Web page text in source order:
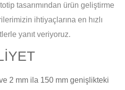
tasarımından ürün geliştirme
ihtiyaçlarına en hızlı
yanıt veriyoruz.
2 mm ila 150 mm genişlikteki